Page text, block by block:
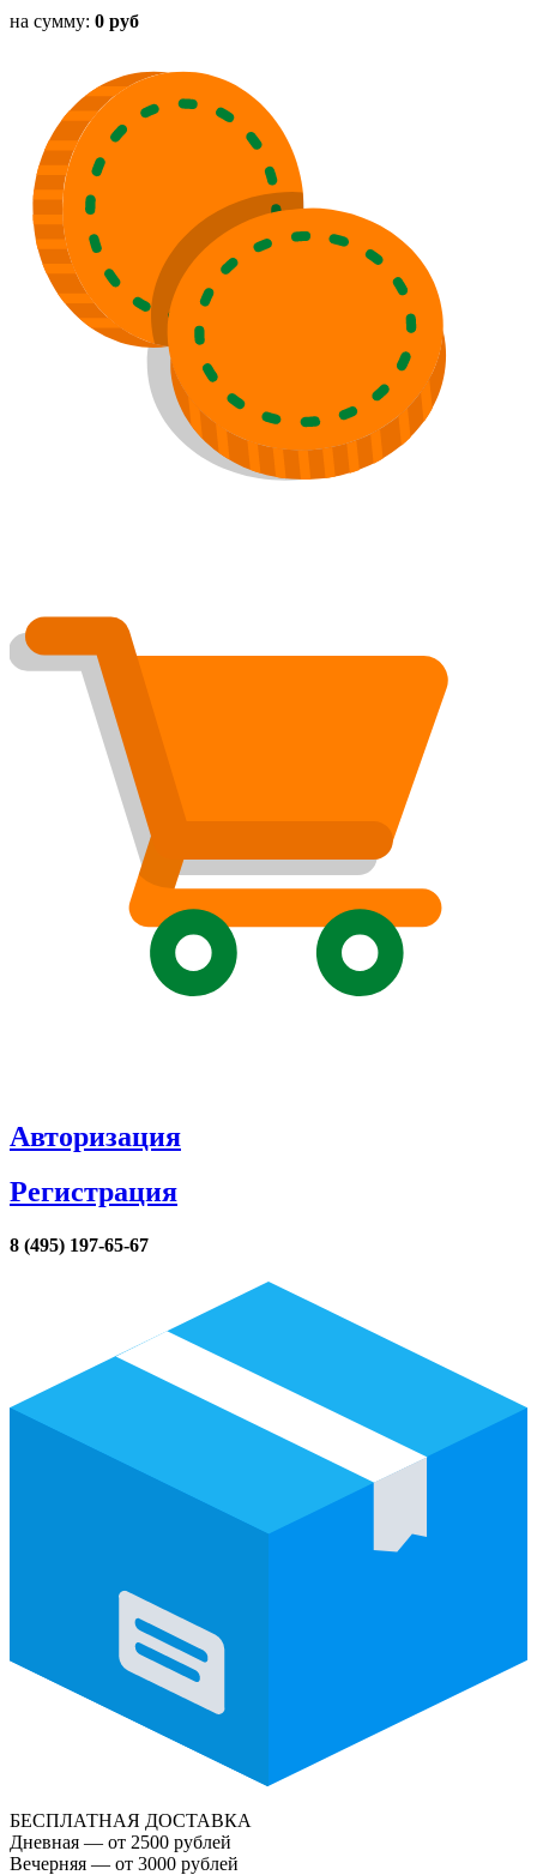
на сумму: 0 руб
Авторизация
Регистрация
8 (495) 197-65-67
БЕСПЛАТНАЯ ДОСТАВКА
Дневная — от 2500 рублей
Вечерняя — от 3000 рублей